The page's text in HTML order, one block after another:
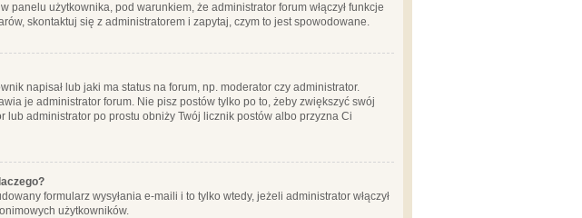
użytkownika, pod warunkiem, że administrator forum włączył funkcje
skontaktuj się z administratorem i zapytaj, czym to jest spowodowane.
napisał lub jaki ma status na forum, np. moderator czy administrator.
je administrator forum. Nie pisz postów tylko po to, żeby zwiększyć swój
lub administrator po prostu obniży Twój licznik postów albo przyzna Ci
formularz wysyłania e-maili i to tylko wtedy, jeżeli administrator włączył
użytkowników.